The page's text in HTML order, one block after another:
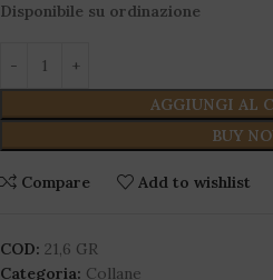
Disponibile su ordinazione
AGGIUNGI AL
BUY
Compare Add to wishlist
COD: 21,6 GR
Categoria: Collane